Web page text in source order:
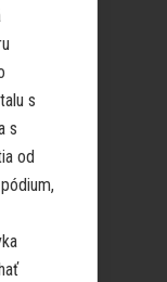
s
s
od